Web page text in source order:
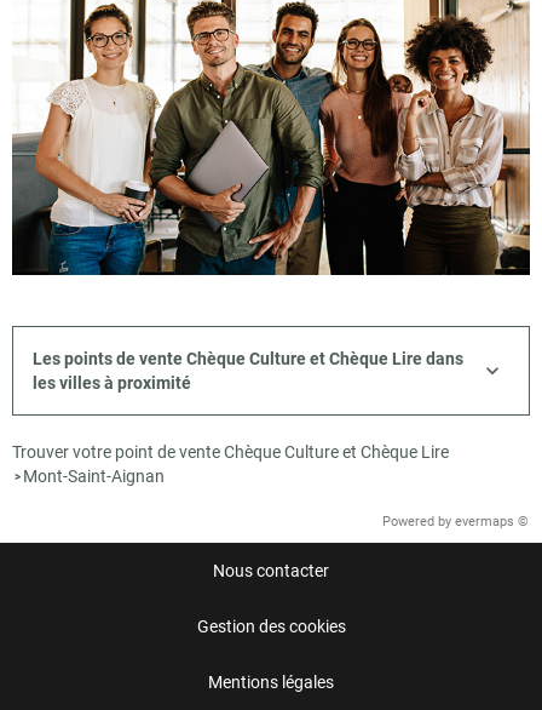
Les points de vente Chèque Culture et Chèque Lire dans
les villes à proximité
Trouver votre point de vente Chèque Culture et Chèque Lire
> Mont-Saint-Aignan
Powered by evermaps ©
Nous contacter
Gestion des cookies
Mentions légales